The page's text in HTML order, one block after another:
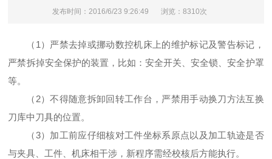
发布时间：2016/6/23 9:26:49 浏览：8310次
（1）严禁去掉或挪动数控机床上的维护标记及警告标记，
严禁拆掉安全保护的装置，比如：安全开关、安全锁、安全护罩
等。
（2）不得随意拆卸回转工作台，严禁用手动换刀方法互换
刀库中刀具的位置。
（3）加工前应仔细核对工件坐标系原点以及加工轨迹是否
与夹具、工件、机床相干涉，新程序需经校核后方能执行。